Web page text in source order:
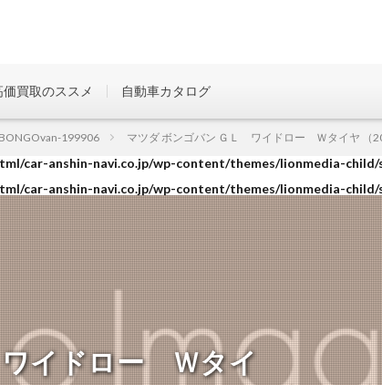
car-anshin-navi.co.jp/wp-content/themes/lionmedia-child/
car-anshin-navi.co.jp/wp-content/themes/lionmedia-
car-anshin-navi.co.jp/wp-content/themes/lionmedia-
価買取のススメ 自動車カタログ
イドロー Ｗタイ
BONGOvan-199906 マツダ ボンゴバン ＧＬ ワイドロー Ｗタイヤ （